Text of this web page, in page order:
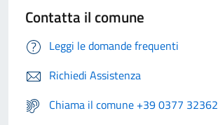
Contatta il comune
Leggi le domande frequenti
Richiedi Assistenza
Chiama il comune +39 0377 32362